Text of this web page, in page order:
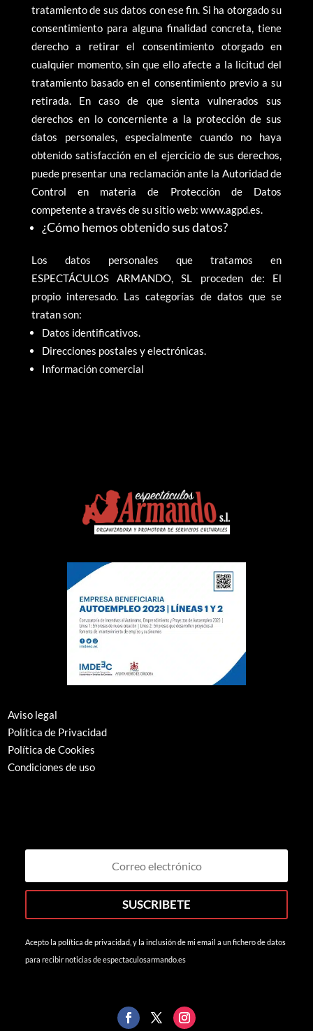
tratamiento de sus datos con ese fin. Si ha otorgado su
consentimiento para alguna finalidad concreta, tiene
derecho a retirar el consentimiento otorgado en
cualquier momento, sin que ello afecte a la licitud del
tratamiento basado en el consentimiento previo a su
retirada. En caso de que sienta vulnerados sus
derechos en lo concerniente a la protección de sus
datos personales, especialmente cuando no haya
obtenido satisfacción en el ejercicio de sus derechos,
puede presentar una reclamación ante la Autoridad de
Control en materia de Protección de Datos
competente a través de su sitio web: www.agpd.es.
¿Cómo hemos obtenido sus datos?
Los datos personales que tratamos en
ESPECTÁCULOS ARMANDO, SL proceden de: El
propio interesado. Las categorías de datos que se
tratan son:
Datos identificativos.
Direcciones postales y electrónicas.
Información comercial
Aviso legal
Política de Privacidad
Política de Cookies
Condiciones de uso
SUSCRIBETE
Acepto la política de privacidad, y la inclusión de mi email a un fichero de datos
para recibir noticias de espectaculosarmando.es